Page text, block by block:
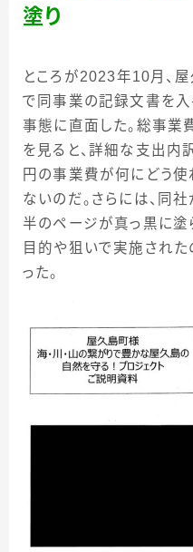
塗り
ところが2023年10月、
で同事業の記録文書を入
事態に直面した。総事業
を見ると、詳細な支出内
円の事業費が何にどう使
ないのだ。さらには、同
半のページが真っ黒に塗
目的や狙いで実施され
った。